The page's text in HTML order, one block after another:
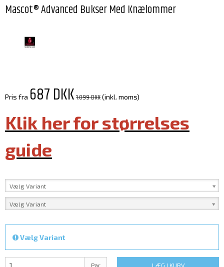
Mascot® Advanced Bukser Med Knælommer
Pris fra 687 DKK1.099 DKK(inkl. moms)
Klik her for størrelses
guide
Vælg Variant
Vælg Variant
Vælg Variant
Par LÆG I KURV